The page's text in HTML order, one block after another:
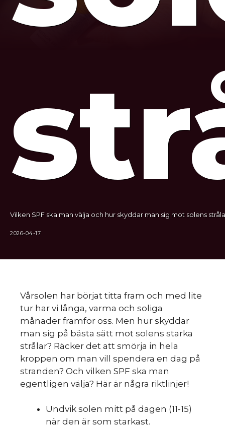
Vilken SPF ska man välja och hur skyddar man sig mot solens
2026-04-17
Vårsolen har börjat titta fram och med lite
tur har vi långa, varma och soliga
månader framför oss. Men hur skyddar
man sig på bästa sätt mot solens starka
strålar? Räcker det att smörja in hela
kroppen om man vill spendera en dag på
stranden? Och vilken SPF ska man
egentligen välja? Här är några riktlinjer!
Undvik solen mitt på dagen (11-15)
när den är som starkast.